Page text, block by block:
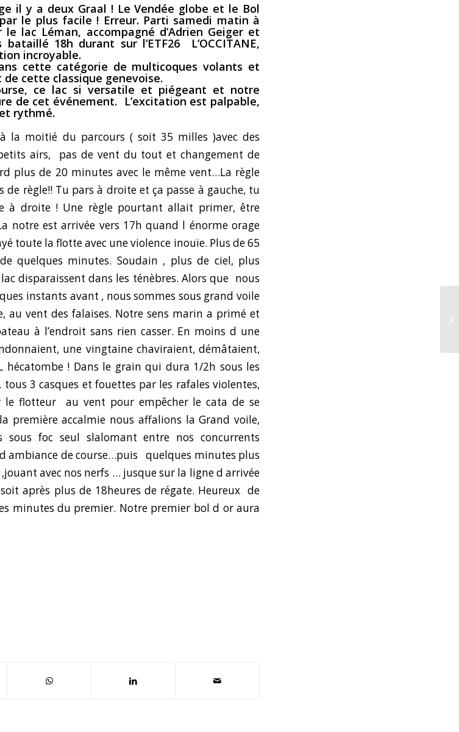
il y a deux Graal ! Le Vendée globe et le Bol
par le plus facile ! Erreur. Parti samedi matin à
lac Léman, accompagné d’Adrien Geiger et
18h durant sur l’ETF26 L’OCCITANE,
incroyable.
cette catégorie de multicoques volants et
cette classique genevoise.
ce lac si versatile et piégeant et notre
de cet événement. L’excitation est palpable,
rythmé.
la moitié du parcours ( soit 35 milles )avec des
airs, pas de vent du tout et changement de
plus de 20 minutes avec le même vent…La règle
de règle!! Tu pars à droite et ça passe à gauche, tu
à droite ! Une règle pourtant allait primer, être
notre est arrivée vers 17h quand l énorme orage
toute la flotte avec une violence inouïe. Plus de 65
quelques minutes. Soudain , plus de ciel, plus
disparaissent dans les ténèbres. Alors que nous
instants avant , nous sommes sous grand voile
au vent des falaises. Notre sens marin a primé et
à l’endroit sans rien casser. En moins d une
une vingtaine chaviraient, démâtaient,
hécatombe ! Dans le grain qui dura 1/2h sous les
3 casques et fouettes par les rafales violentes,
flotteur au vent pour empêcher le cata de se
première accalmie nous affalions la Grand voile,
foc seul slalomant entre nos concurrents
ambiance de course…puis quelques minutes plus
avec nos nerfs … jusque sur la ligne d arrivée
après plus de 18heures de régate. Heureux de
minutes du premier. Notre premier bol d or aura